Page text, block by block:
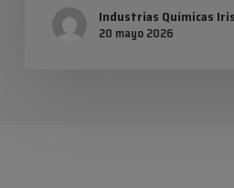
Industrias Químicas Iris
20 mayo 2026